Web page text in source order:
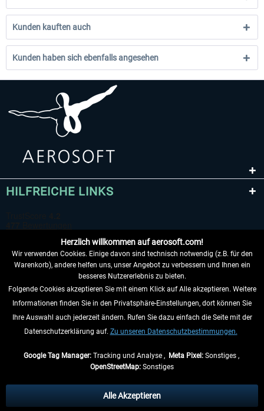
Kunden kauften auch
Kunden haben sich ebenfalls angesehen
HILFREICHE LINKS
VERTRAG WIDERRUFEN
INFORMATIONEN
anders beschrieben.
** Gilt für Lieferungen innerhalb Deutschlands, Lieferzeiten für andere Länder
Herzlich willkommen auf aerosoft.com!
Wir verwenden Cookies. Einige davon sind technisch notwendig (z.B. für den
Warenkorb), andere helfen uns, unser Angebot zu verbessern und Ihnen ein
besseres Nutzererlebnis zu bieten.
Folgende Cookies akzeptieren Sie mit einem Klick auf Alle akzeptieren. Weitere
Informationen finden Sie in den Privatsphäre-Einstellungen, dort können Sie
Ihre Auswahl auch jederzeit ändern. Rufen Sie dazu einfach die Seite mit der
Datenschutzerklärung auf. Zu unseren Datenschutzbestimmungen.
Google Tag Manager:Tracking und Analyse , Meta Pixel:Sonstiges ,
OpenStreetMap: Sonstiges
Alle Akzeptieren